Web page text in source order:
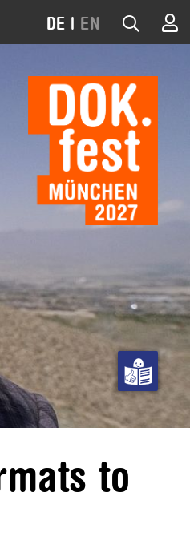
DE | EN
to